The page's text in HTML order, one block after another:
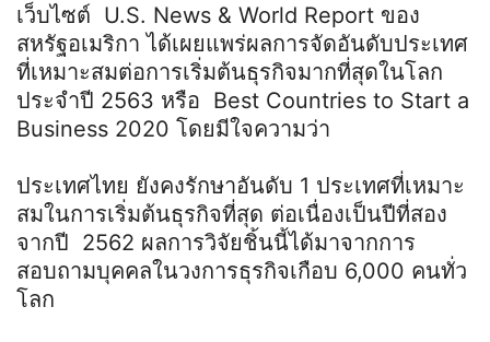
เว็บไซต์ U.S. News & World Report ของ
สหรัฐอเมริกา ได้เผยแพร่ผลการจัดอันดับประเทศ
ที่เหมาะสมต่อการเริ่มต้นธุรกิจมากที่สุดในโลก
ประจำปี 2563 หรือ Best Countries to Start a
Business 2020 โดยมีใจความว่า
ประเทศไทย ยังคงรักษาอันดับ 1 ประเทศที่เหมาะ
สมในการเริ่มต้นธุรกิจที่สุด ต่อเนื่องเป็นปีที่สอง
จากปี 2562 ผลการวิจัยชิ้นนี้ได้มาจากการ
สอบถามบุคคลในวงการธุรกิจเกือบ 6,000 คนทั่ว
โลก